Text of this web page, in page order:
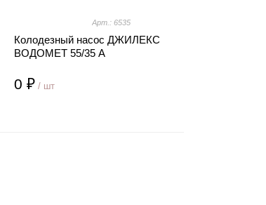
Арт.: 6535
Колодезный насос ДЖИЛЕКС
ВОДОМЕТ 55/35 А
0 ₽ / шт